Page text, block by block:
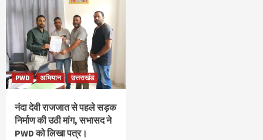
PWD अभियान उत्तराखंड
नंदा देवी राजजात से पहले सड़क
निर्माण की उठी मांग, सभासद ने
PWD को लिखा पत्र।